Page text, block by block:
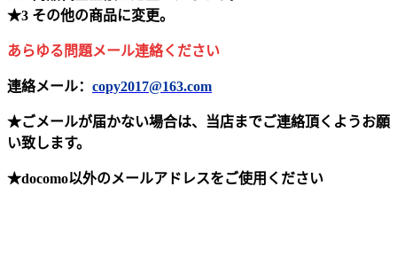
★3 その他の商品に変更。
あらゆる問題メール連絡ください
連絡メール： copy2017@163.com
★ごメールが届かない場合は、当店までご連絡頂くようお願
い致します。
★docomo以外のメールアドレスをご使用ください